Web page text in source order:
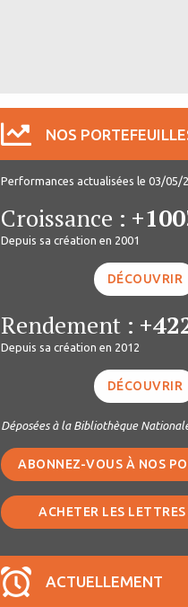
NOS
Performances actualisées le 03/05/
Croissance :
Depuis sa création en 2001
DÉCOUVRIR
Rendement :
Depuis sa création en 2012
DÉCOUVRIR
Déposées à la Bibliothèque
ABONNEZ-VOUS À NOS
ACHETER LES
ACTUELLEMENT